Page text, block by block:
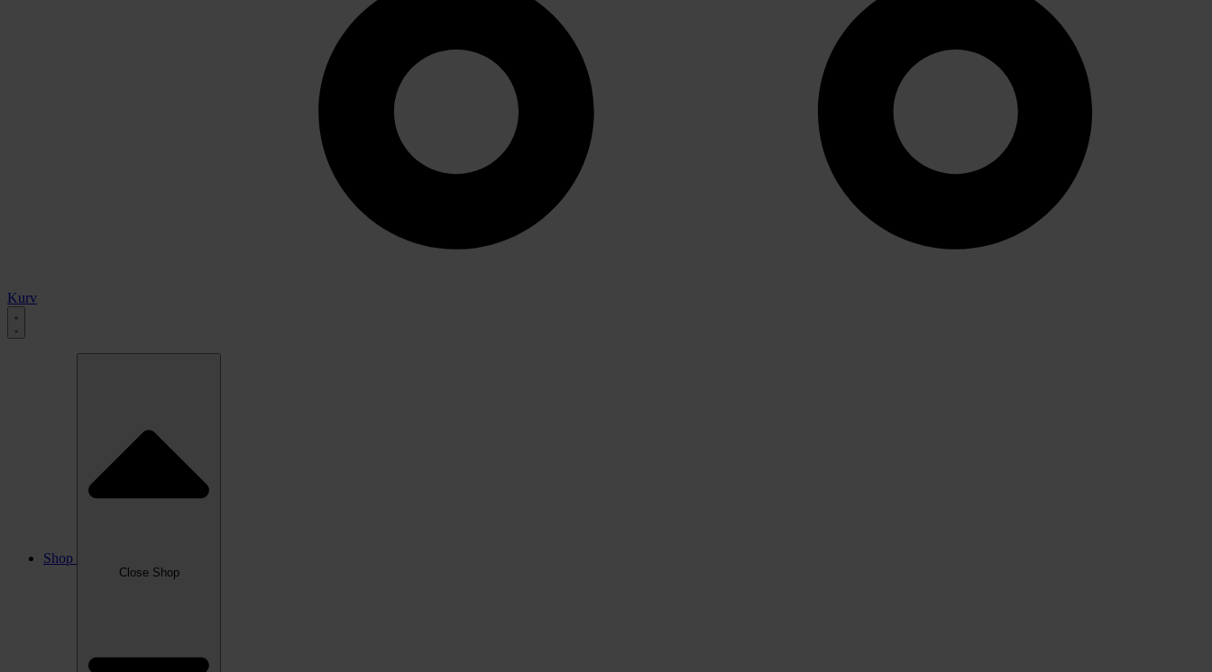
Kurv
Shop
Close Shop